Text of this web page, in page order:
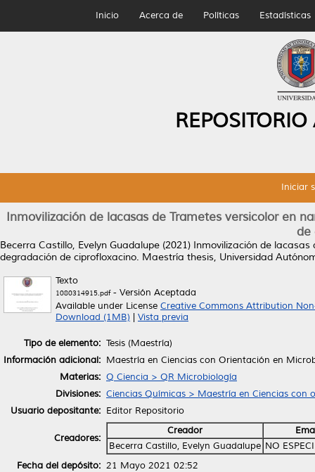
Inicio Acerca de Políticas Estadísticas
Iniciar
Inmovilización de lacasas de Trametes versicolor en
de
Becerra Castillo, Evelyn Guadalupe (2021) Inmovilización de lacasas
degradación de ciprofloxacino. Maestría thesis, Universidad
Texto
1080314915.pdf- Versión Aceptada
Available under License Creative Commons Attribution
Download (1MB)
Vista previa
Tipo de elemento: Tesis (Maestría)
Información adicional: Maestría en Ciencias con Orientación en
Materias: Q Ciencia > QR Microbiología
Divisiones: Ciencias Químicas > Maestría en Ciencias
Usuario depositante: Editor Repositorio
Creadores:
Creador
Becerra Castillo, Evelyn Guadalupe NO
Fecha del depósito: 21 Mayo 2021 02:52